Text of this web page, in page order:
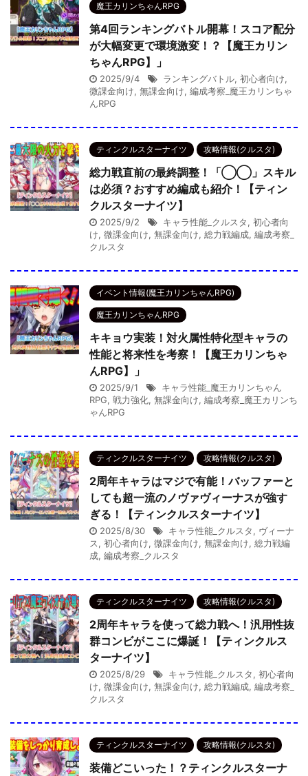
魔王カリンちゃんRPG
第4回ランキングバトル開幕！スコア配分
が大幅変更で環境激変！？【魔王カリン
ちゃんRPG】」
2025/9/4 ランキングバトル, 初心者向け,
微課金向け, 無課金向け, 編成考察_魔王カリンちゃ
んRPG
ティンクルスターナイツ 攻略情報(クルスタ)
総力戦直前の最終調整！「◯◯」スキル
は必須？おすすめ編成も紹介！【ティン
クルスターナイツ】
2025/9/2 キャラ性能_クルスタ, 初心者向
け, 微課金向け, 無課金向け, 総力戦編成, 編成考察_
クルスタ
イベント情報(魔王カリンちゃんRPG)
魔王カリンちゃんRPG
キキョウ実装！対火属性特化型キャラの
性能と将来性を考察！【魔王カリンちゃ
んRPG】」
2025/9/1
キャラ性能_魔王カリンちゃん
RPG, 戦力強化, 無課金向け, 編成考察_魔王カリンち
ゃんRPG
ティンクルスターナイツ 攻略情報(クルスタ)
2周年キャラはマジで有能！バッファーと
しても超一流のノヴァヴィーナスが強す
ぎる！【ティンクルスターナイツ】
2025/8/30 キャラ性能_クルスタ, ヴィーナ
ス, 初心者向け, 微課金向け, 無課金向け, 総力戦編
成, 編成考察_クルスタ
ティンクルスターナイツ 攻略情報(クルスタ)
2周年キャラを使って総力戦へ！汎用性抜
群コンビがここに爆誕！【ティンクルス
ターナイツ】
2025/8/29 キャラ性能_クルスタ, 初心者向
け, 微課金向け, 無課金向け, 総力戦編成, 編成考察_
クルスタ
ティンクルスターナイツ 攻略情報(クルスタ)
装備どこいった！？ティンクルスターナ